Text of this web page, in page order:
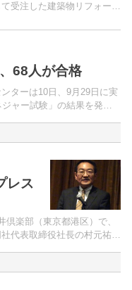
受注した建築物リフォー
68人が合格
ターは10日、9月29日に実
ャー試験」の結果を発表
レス
楽部（東京都港区）で、
代表取締役社長の村元祐介